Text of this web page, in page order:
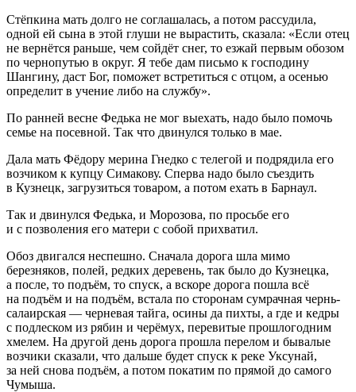
Стёпкина мать долго не соглашалась, а потом рассудила,
одной ей сына в этой глуши не вырастить, сказала: «Если отец
не вернётся раньше, чем сойдёт снег, то езжай первым обозом
по чернопутью в округ. Я тебе дам письмо к господину
Шангину, даст Бог, поможет встретиться с отцом, а осенью
определит в учение либо на службу».
По ранней весне Федька не мог выехать, надо было помочь
семье на посевной. Так что двинулся только в мае.
Дала мать Фёдору мерина Гнедко с телегой и подрядила его
возчиком к купцу Симакову. Сперва надо было съездить
в Кузнецк, загрузиться товаром, а потом ехать в Барнаул.
Так и двинулся Федька, и Морозова, по просьбе его
и с позволения его матери с собой прихватил.
Обоз двигался неспешно. Сначала дорога шла мимо
березняков, полей, редких деревень, так было до Кузнецка,
а после, то подъём, то спуск, а вскоре дорога пошла всё
на подъём и на подъём, встала по сторонам сумрачная чернь-
салаирская — черневая тайга, осины да пихты, а где и кедры
с подлеском из рябин и черёмух, перевитые прошлогодним
хмелем. На другой день дорога прошла перелом и бывалые
возчики сказали, что дальше будет спуск к реке Уксунай,
за ней снова подъём, а потом покатим по прямой до самого
Чумыша.